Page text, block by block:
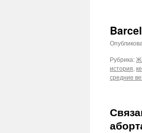
Рубрика:
история,
средние